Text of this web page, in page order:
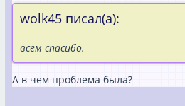
wolk45 писал(а):
всем спасибо.
А в чем проблема была?